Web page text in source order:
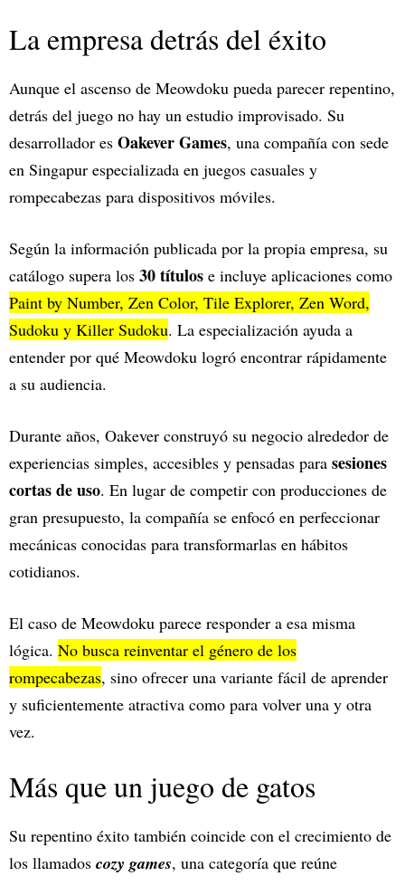
La empresa detrás del éxito
Aunque el ascenso de Meowdoku pueda parecer repentino,
detrás del juego no hay un estudio improvisado. Su
desarrollador es Oakever Games, una compañía con sede
en Singapur especializada en juegos casuales y
rompecabezas para dispositivos móviles.
Según la información publicada por la propia empresa, su
catálogo supera los 30 títulos e incluye aplicaciones como
Paint by Number, Zen Color, Tile Explorer, Zen Word,
Sudoku y Killer Sudoku. La especialización ayuda a
entender por qué Meowdoku logró encontrar rápidamente
a su audiencia.
Durante años, Oakever construyó su negocio alrededor de
experiencias simples, accesibles y pensadas para sesiones
cortas de uso. En lugar de competir con producciones de
gran presupuesto, la compañía se enfocó en perfeccionar
mecánicas conocidas para transformarlas en hábitos
cotidianos.
El caso de Meowdoku parece responder a esa misma
lógica. No busca reinventar el género de los
rompecabezas, sino ofrecer una variante fácil de aprender
y suficientemente atractiva como para volver una y otra
vez.
Más que un juego de gatos
Su repentino éxito también coincide con el crecimiento de
los llamados cozy games, una categoría que reúne